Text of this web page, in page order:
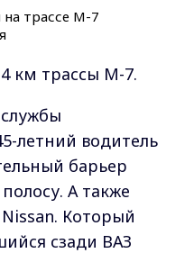
км трассы М-7.
летний водитель
барьер
А также
Который
сзади ВАЗ